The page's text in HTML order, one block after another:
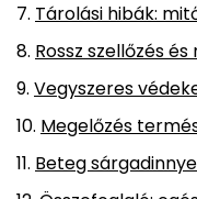
Tárolási hibák:
Rossz szellőzés
Vegyszeres
Megelőzés
Beteg